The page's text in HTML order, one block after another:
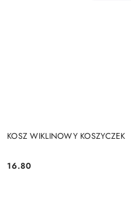
KOSZ WIKLINOWY KOSZYCZEK
Cena:
16.80